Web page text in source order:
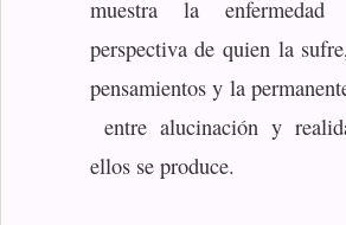
muestra la
perspectiva de quien la
pensamientos y la
entre alucinación y
ellos se produce.